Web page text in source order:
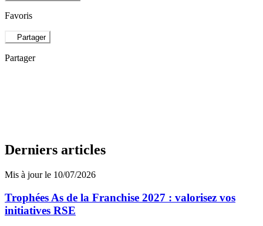
Favoris
Partager
Partager
Derniers articles
Mis à jour le 10/07/2026
Trophées As de la Franchise 2027 : valorisez vos
initiatives RSE